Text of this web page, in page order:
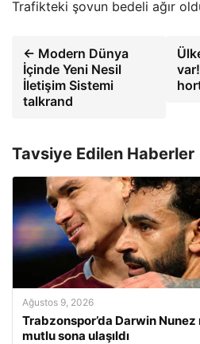
Trafikteki şovun bedeli ağır
← Modern Dünya
İçinde Yeni Nesil
İletişim Sistemi
talkrand
Tavsiye Edilen Haberler
Ağustos 9, 2026
Trabzonspor’da Darwin
mutlu sona ulaşıldı